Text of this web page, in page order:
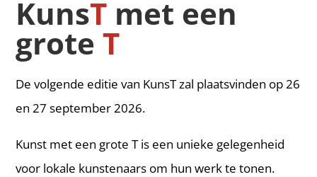
KunsT met een
groteT
De volgende editie van KunsT zal plaatsvinden op 26
en 27 september 2026.
Kunst met een grote T is een unieke gelegenheid
voor lokale kunstenaars om hun werk te tonen.